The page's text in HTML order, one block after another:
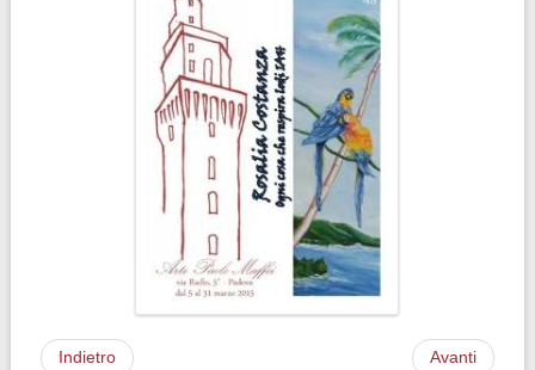
Indietro Avanti